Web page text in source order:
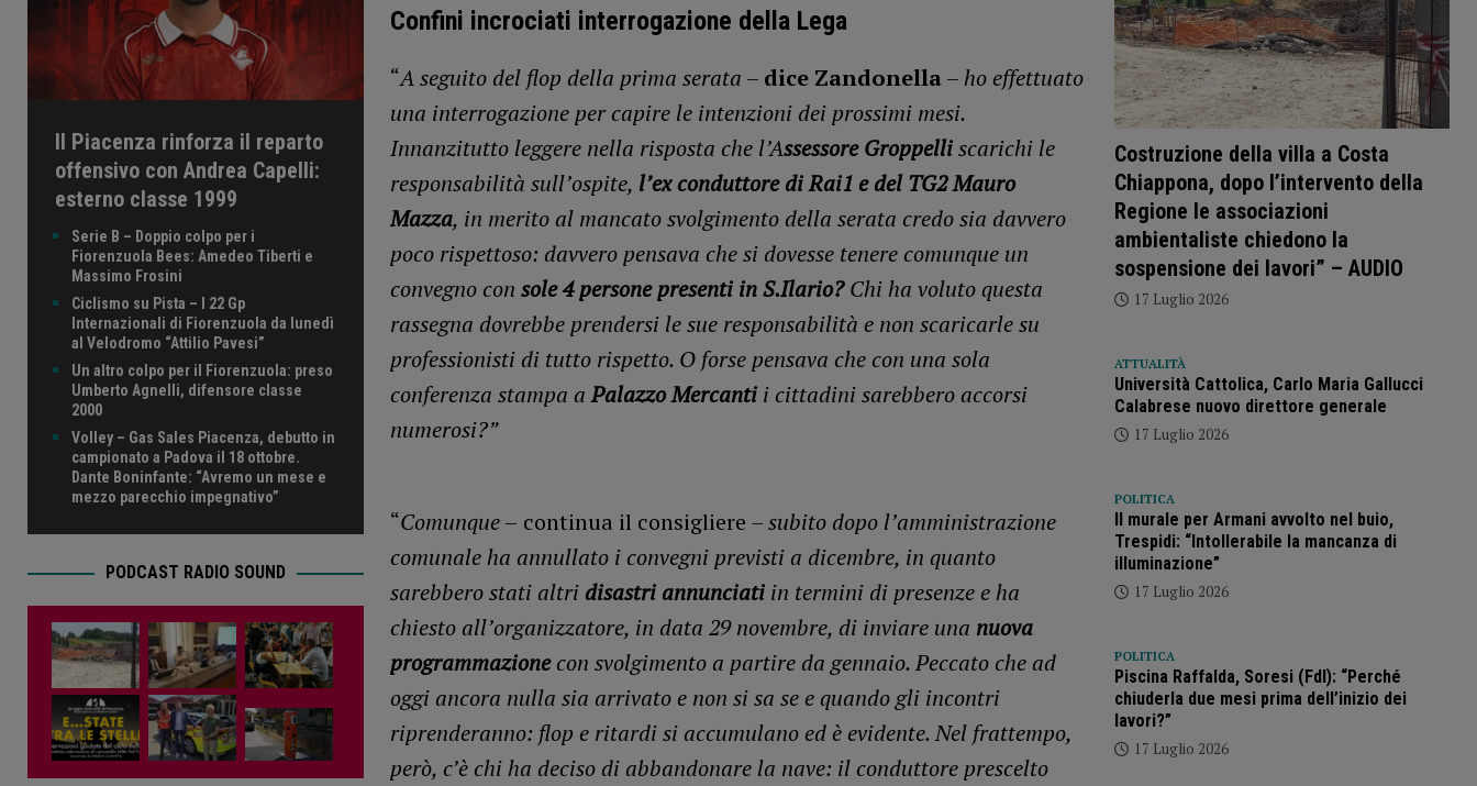
Confini incrociati interrogazione della Lega
“A seguito del flop della prima serata – dice Zandonella–ho effettuato
una interrogazione per capire le intenzioni dei prossimi mesi.
Innanzitutto leggere nella risposta che l’Assessore Groppelliscarichi le
responsabilità sull’ospite, l’ex conduttore di Rai1 e del TG2 Mauro
Mazza, in merito al mancato svolgimento della serata credo sia davvero
poco rispettoso: davvero pensava che si dovesse tenere comunque un
convegno con sole 4 persone presenti in S.Ilario?Chi ha voluto questa
rassegna dovrebbe prendersi le sue responsabilità e non scaricarle su
professionisti di tutto rispetto. O forse pensava che con una sola
conferenza stampa aPalazzo Mercantii cittadini sarebbero accorsi
numerosi?”
“Comunque– continua il consigliere – subito dopo l’amministrazione
comunale ha annullato i convegni previsti a dicembre, in quanto
sarebbero stati altri disastri annunciatiin termini di presenze e ha
chiesto all’organizzatore, in data 29 novembre, di inviare una nuova
programmazionecon svolgimento a partire da gennaio. Peccato che ad
oggi ancora nulla sia arrivato e non si sa se e quando gli incontri
riprenderanno: flop e ritardi si accumulano ed è evidente. Nel frattempo,
però, c’è chi ha deciso di abbandonare la nave: il conduttore prescelto
Il Piacenza rinforza il reparto
offensivo con Andrea Capelli:
esterno classe 1999
Serie B – Doppio colpo per i
Fiorenzuola Bees: Amedeo Tiberti e
Massimo Frosini
Ciclismo su Pista – I 22 Gp
Internazionali di Fiorenzuola da lunedì
al Velodromo “Attilio Pavesi”
Un altro colpo per il Fiorenzuola: preso
Umberto Agnelli, difensore classe
2000
Volley – Gas Sales Piacenza, debutto in
campionato a Padova il 18 ottobre.
Dante Boninfante: “Avremo un mese e
mezzo parecchio impegnativo”
PODCAST RADIO SOUND
Costruzione della villa a Costa
Chiappona, dopo l’intervento della
Regione le associazioni
ambientaliste chiedono la
sospensione dei lavori” – AUDIO
17 Luglio 2026
ATTUALITÀ
Università Cattolica, Carlo Maria Gallucci
Calabrese nuovo direttore generale
17 Luglio 2026
POLITICA
Il murale per Armani avvolto nel buio,
Trespidi: “Intollerabile la mancanza di
illuminazione”
17 Luglio 2026
POLITICA
Piscina Raffalda, Soresi (FdI): “Perché
chiuderla due mesi prima dell’inizio dei
lavori?”
17 Luglio 2026